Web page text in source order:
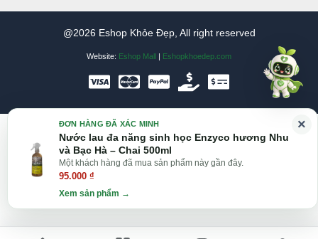
@2026 Eshop Khỏe Đẹp, All right reserved
Website: Eshop Mall | Eshopkhoedep.com
×
ĐƠN HÀNG ĐÃ XÁC MINH
Nước lau đa năng sinh học Enzyco hương Nhu
và Bạc Hà – Chai 500ml
Một khách hàng đã mua sản phẩm này gần đây.
95.000 ₫
Xem sản phẩm →